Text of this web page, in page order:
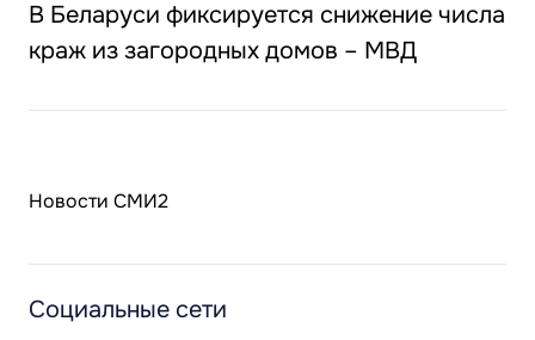
В Беларуси фиксируется снижение числа
краж из загородных домов – МВД
Новости СМИ2
Социальные сети